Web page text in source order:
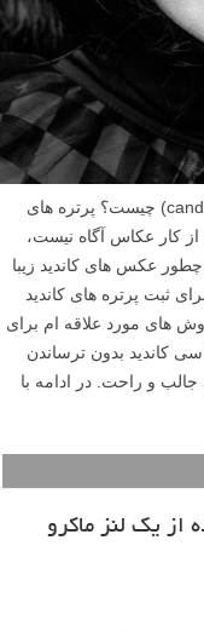
عکاسی پرتره کاندید (candid portrait photography) چیست؟ پرتره های
از کار عکاس آگاه نیست،
عکس های کاندید زیبا
ثبت پرتره های کاندید
های مورد علاقه ام برای
کاندید بدون ترساندن
و راحت. در ادامه با
از یک لنز ماکرو